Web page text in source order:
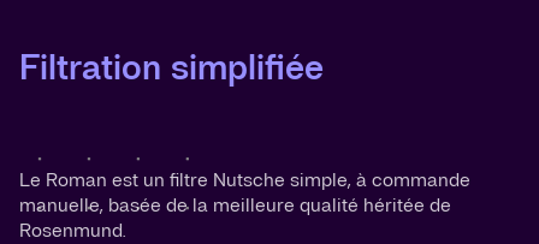
Filtration simplifiée
Le Roman est un filtre Nutsche simple, à commande
manuelle, basée de la meilleure qualité héritée de
Rosenmund.